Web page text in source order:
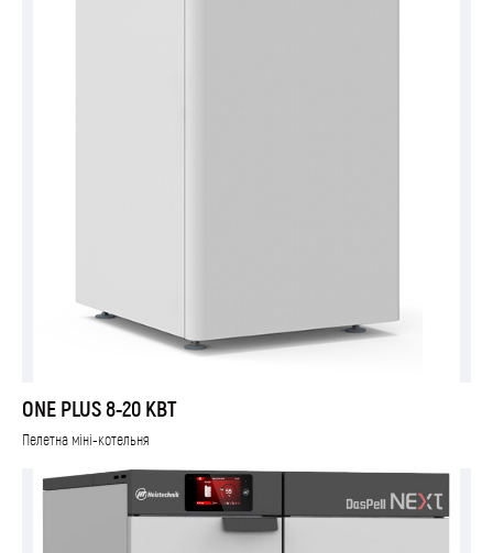
ONE PLUS 8-20 КВТ
Пелетна міні-котельня